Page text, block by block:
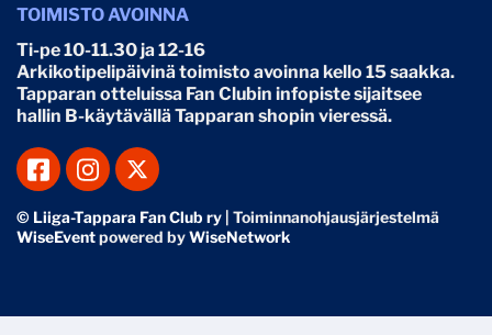
TOIMISTO AVOINNA
Ti-pe 10-11.30 ja 12-16
Arkikotipelipäivinä toimisto avoinna kello 15 saakka.
Tapparan otteluissa Fan Clubin infopiste sijaitsee
hallin B-käytävällä Tapparan shopin vieressä.
© Liiga-Tappara Fan Club ry | Toiminnanohjausjärjestelmä
WiseEventpowered byWiseNetwork